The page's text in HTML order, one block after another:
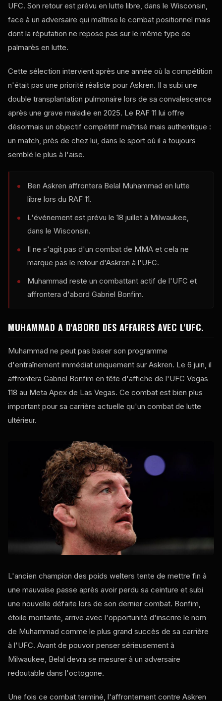
UFC. Son retour est prévu en lutte libre, dans le Wisconsin,
face à un adversaire qui maîtrise le combat positionnel mais
dont la réputation ne repose pas sur le même type de
palmarès en lutte.
Cette sélection intervient après une année où la compétition
n'était pas une priorité réaliste pour Askren. Il a subi une
double transplantation pulmonaire lors de sa convalescence
après une grave maladie en 2025. Le RAF 11 lui offre
désormais un objectif compétitif maîtrisé mais authentique :
un match, près de chez lui, dans le sport où il a toujours
semblé le plus à l'aise.
Ben Askren affrontera Belal Muhammad en lutte
libre lors du RAF 11.
L'événement est prévu le 18 juillet à Milwaukee,
dans le Wisconsin.
Il ne s'agit pas d'un combat de MMA et cela ne
marque pas le retour d'Askren à l'UFC.
Muhammad reste un combattant actif de l'UFC et
affrontera d'abord Gabriel Bonfim.
MUHAMMAD A D'ABORD DES AFFAIRES AVEC L'UFC.
Muhammad ne peut pas baser son programme
d'entraînement immédiat uniquement sur Askren. Le 6 juin, il
affrontera Gabriel Bonfim en tête d'affiche de l'UFC Vegas
118 au Meta Apex de Las Vegas. Ce combat est bien plus
important pour sa carrière actuelle qu'un combat de lutte
ultérieur.
L'ancien champion des poids welters tente de mettre fin à
une mauvaise passe après avoir perdu sa ceinture et subi
une nouvelle défaite lors de son dernier combat. Bonfim,
étoile montante, arrive avec l'opportunité d'inscrire le nom
de Muhammad comme le plus grand succès de sa carrière
à l'UFC. Avant de pouvoir penser sérieusement à
Milwaukee, Belal devra se mesurer à un adversaire
redoutable dans l'octogone.
Une fois ce combat terminé, l'affrontement contre Askren